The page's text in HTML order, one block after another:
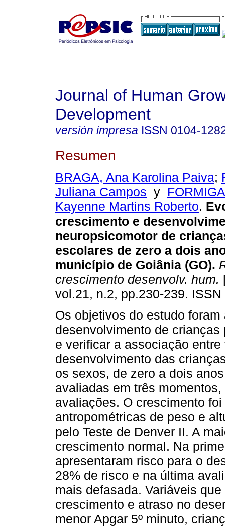
Journal of Human
Development
versión impresa ISSN 0104-
Resumen
BRAGA, Ana Karolina Paiva;
Juliana Campos y
Kayenne Martins Roberto.
crescimento e
neuropsicomotor de
escolares de zero a dois
município de Goiânia (GO).
crescimento desenvolv. hum.
vol.21, n.2, pp.230-239.
Os objetivos do estudo
desenvolvimento de
e verificar a associação
desenvolvimento das
os sexos, de zero a dois
avaliadas em três
avaliações. O crescimento
antropométricas de peso e
pelo Teste de Denver II. A
crescimento normal. Na
apresentaram risco para o
28% de risco e na última
mais defasada. Variáveis
crescimento e atraso no
menor Apgar 5º minuto,